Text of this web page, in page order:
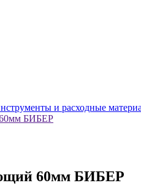
и расходные
БИБЕР
60мм БИБЕР